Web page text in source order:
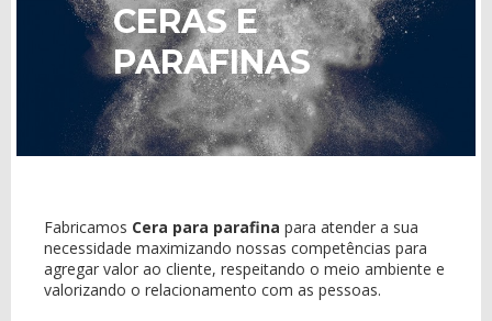
CERAS E
PARAFINAS
Fabricamos Cera para parafina para atender a sua
necessidade maximizando nossas competências para
agregar valor ao cliente, respeitando o meio ambiente e
valorizando o relacionamento com as pessoas.